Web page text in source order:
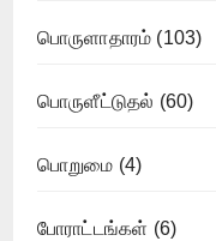
பொருளாதாரம் (103)
பொருளீட்டுதல் (60)
பொறுமை (4)
போராட்டங்கள் (6)